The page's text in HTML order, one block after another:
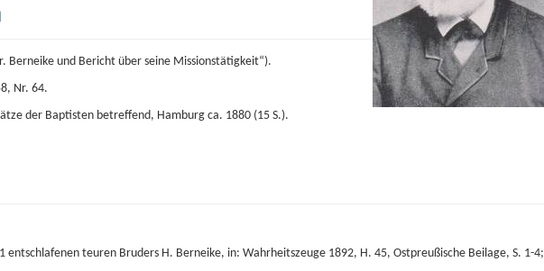
Berneike und Bericht über seine Missionstätigkeit“).
Nr. 64.
der Baptisten betreffend, Hamburg ca. 1880 (15 S.).
entschlafenen teuren Bruders H. Berneike, in: Wahrheitszeuge 1892, H. 45, Ostpreußische Beilage, S. 1-4;